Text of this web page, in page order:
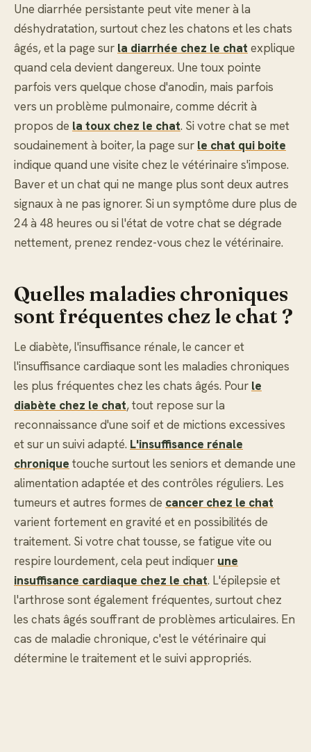
Une diarrhée persistante peut vite mener à la
déshydratation, surtout chez les chatons et les chats
âgés, et la page sur la diarrhée chez le chat explique
quand cela devient dangereux. Une toux pointe
parfois vers quelque chose d'anodin, mais parfois
vers un problème pulmonaire, comme décrit à
propos de la toux chez le chat. Si votre chat se met
soudainement à boiter, la page sur le chat qui boite
indique quand une visite chez le vétérinaire s'impose.
Baver et un chat qui ne mange plus sont deux autres
signaux à ne pas ignorer. Si un symptôme dure plus de
24 à 48 heures ou si l'état de votre chat se dégrade
nettement, prenez rendez-vous chez le vétérinaire.
Quelles maladies chroniques
sont fréquentes chez le chat ?
Le diabète, l'insuffisance rénale, le cancer et
l'insuffisance cardiaque sont les maladies chroniques
les plus fréquentes chez les chats âgés. Pour le
diabète chez le chat, tout repose sur la
reconnaissance d'une soif et de mictions excessives
et sur un suivi adapté. L'insuffisance rénale
chronique touche surtout les seniors et demande une
alimentation adaptée et des contrôles réguliers. Les
tumeurs et autres formes de cancer chez le chat
varient fortement en gravité et en possibilités de
traitement. Si votre chat tousse, se fatigue vite ou
respire lourdement, cela peut indiquer une
insuffisance cardiaque chez le chat. L'épilepsie et
l'arthrose sont également fréquentes, surtout chez
les chats âgés souffrant de problèmes articulaires. En
cas de maladie chronique, c'est le vétérinaire qui
détermine le traitement et le suivi appropriés.